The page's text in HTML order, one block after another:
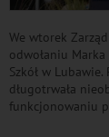
We wtorek
odwołaniu
Szkół w
długotrwała
funkcjonowaniu